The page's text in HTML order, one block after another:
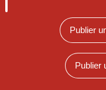
Publier
Publier